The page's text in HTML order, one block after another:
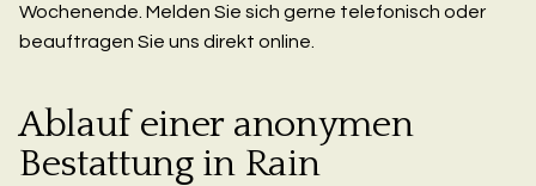
Wochenende. Melden Sie sich gerne telefonisch oder
beauftragen Sie uns direkt online.
Ablauf einer anonymen
Bestattung in Rain